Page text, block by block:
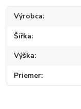
Výrobca
Šířka
Výška
Priemer